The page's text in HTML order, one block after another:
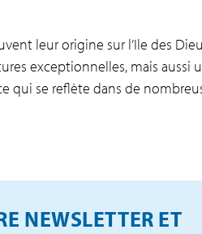
leur origine sur l’Ile des
exceptionnelles, mais
qui se reflète dans de
NEWSLETTER ET